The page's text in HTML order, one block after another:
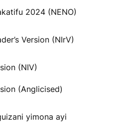
2024 (NENO)
Version (NIrV)
(NIV)
(Anglicised)
yimona ayi